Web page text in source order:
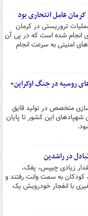
عامل انتحاری بود
تروریستی در کرمان
انجام شده است که در پی آن
امنیتی به سرعت انجام
روسیه در جنگ اوکراین+
متخصص در تولید قایق
شهپادهای این کشور تا پایان
در راشدین
زیادی چیپس، پفک،
کودکان به سمت وانت رفتند و
با انفجار خودرویش یک